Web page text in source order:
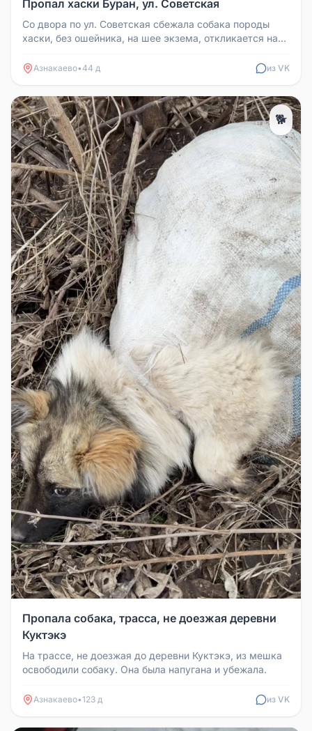
Пропал хаски Буран, ул. Советская
Со двора по ул. Советская сбежала собака породы
хаски, без ошейника, на шее экзема, откликается на
Азнакаево•44 д из VK
🐕
Пропала собака, трасса, не доезжая деревни
Куктэкэ
На трассе, не доезжая до деревни Куктэкэ, из мешка
освободили собаку. Она была напугана и убежала.
Азнакаево•123 д из VK